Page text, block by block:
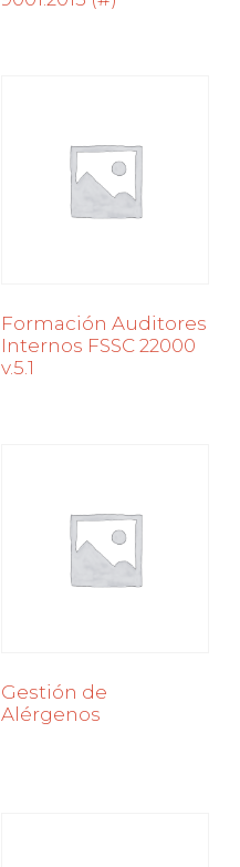
Formación Auditores
Internos FSSC 22000
v.5.1
Gestión de
Alérgenos